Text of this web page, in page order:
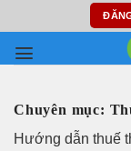
content
Chuyên mục:
Hướng dẫn thuế